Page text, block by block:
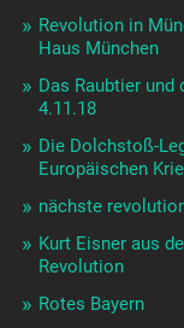
Revolution in
Haus München
Das Raubtier und
4.11.18
Die Dolchstoß-
Europäischen
nächste
Kurt Eisner aus
Revolution
Rotes Bayern